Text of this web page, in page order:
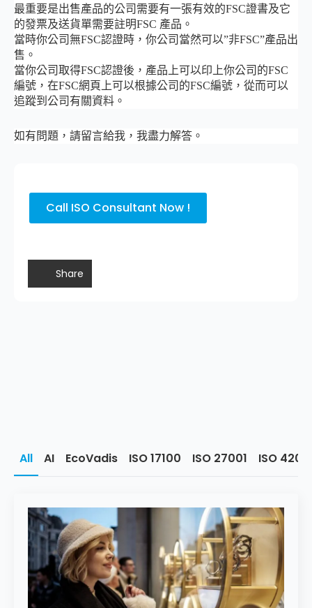
最重要是出售產品的公司需要有一張有效的FSC證書及它
的發票及送貨單需要註明FSC 產品。
當時你公司無FSC認證時，你公司當然可以”非FSC”產品出
售。
當你公司取得FSC認證後，產品上可以印上你公司的FSC
編號，在FSC網頁上可以根據公司的FSC編號，從而可以
追蹤到公司有關資料。
如有問題，請留言給我，我盡力解答。
Call ISO Consultant Now !
Share
All AI EcoVadis ISO 17100 ISO 27001 ISO